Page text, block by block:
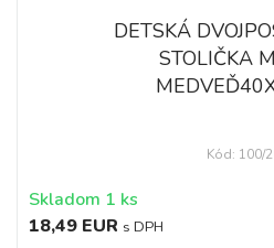
DETSKÁ
STOLIČKA
Kód: 100/
Skladom 1 ks
18,49 EUR s DPH